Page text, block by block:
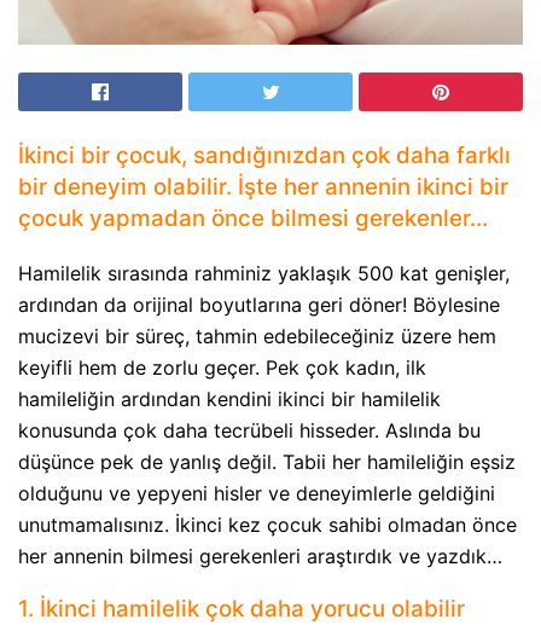
İkinci bir çocuk, sandığınızdan çok daha farklı
bir deneyim olabilir. İşte her annenin ikinci bir
çocuk yapmadan önce bilmesi gerekenler…
Hamilelik sırasında rahminiz yaklaşık 500 kat genişler,
ardından da orijinal boyutlarına geri döner! Böylesine
mucizevi bir süreç, tahmin edebileceğiniz üzere hem
keyifli hem de zorlu geçer. Pek çok kadın, ilk
hamileliğin ardından kendini ikinci bir hamilelik
konusunda çok daha tecrübeli hisseder. Aslında bu
düşünce pek de yanlış değil. Tabii her hamileliğin eşsiz
olduğunu ve yepyeni hisler ve deneyimlerle geldiğini
unutmamalısınız. İkinci kez çocuk sahibi olmadan önce
her annenin bilmesi gerekenleri araştırdık ve yazdık…
1. İkinci hamilelik çok daha yorucu olabilir